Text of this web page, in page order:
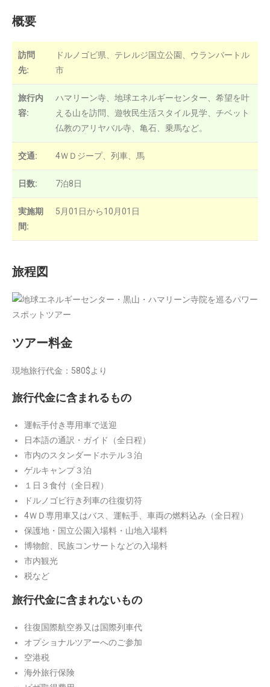
概要
訪問
先:
ドルノゴビ県、テレルジ国立公園、ウランバートル
市
旅行内
容:
ハマリーン寺、地球エネルギーセンター、希望を叶
える山を訪問、遊牧民生活スタイル見学、チベット
仏教のアリヤバル寺、亀石、乗馬など。
交通: 4ＷＤジープ、列車、馬
日数: 7泊8日
実施期
間:
5月01日から10月01日
旅程図
ツアー料金
現地旅行代金：580$より
旅行代金に含まれるもの
運転手付き専用車で送迎
日本語の通訳・ガイド（全日程）
市内のスタンダードホテル３泊
ゲルキャンプ３泊
１日３食付（全日程）
ドルノゴビ行き列車の往復切符
4ＷＤ専用車又はバス、運転手、車両の燃料込み（全日程）
保護地・国立公園入場料・山地入場料
博物館、民族コンサートなどの入場料
市内観光
税など
旅行代金に含まれないもの
往復国際航空券又は国際列車代
オプショナルツアーへのご参加
空港税
海外旅行保険